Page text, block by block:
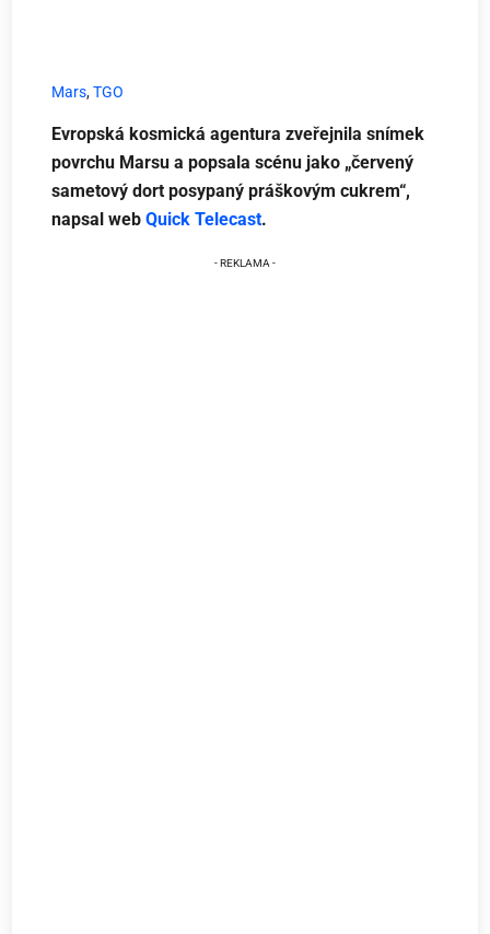
Mars,TGO
Evropská kosmická agentura zveřejnila snímek
povrchu Marsu a popsala scénu jako „červený
sametový dort posypaný práškovým cukrem“,
napsal webQuick Telecast.